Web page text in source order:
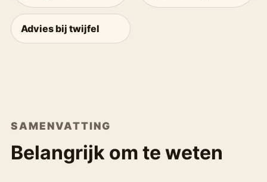
Advies bij twijfel
SAMENVATTING
Belangrijk om te weten